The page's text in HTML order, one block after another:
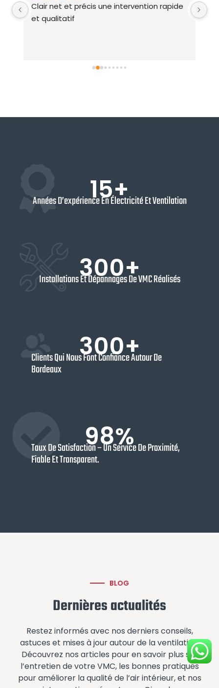
Clair net et précis une intervention rapide
et qualitatif
15+
Années D’expérience En Électricité Et Ventilation
300+
Installations Et Dépannages De VMC Réalisés
300+
Clients Qui Nous Font Confiance Autour De
Bordeaux
98%
Taux De Satisfaction – Un Service De Proximité,
Fiable Et Transparent.
BLOG
Dernières actualités
Restez informés avec nos derniers conseils,
astuces et mises à jour autour de la ventilation.
Découvrez nos articles pour en savoir plus sur
l’entretien de votre VMC, les bonnes pratiques
pour améliorer la qualité de l’air intérieur, et nos